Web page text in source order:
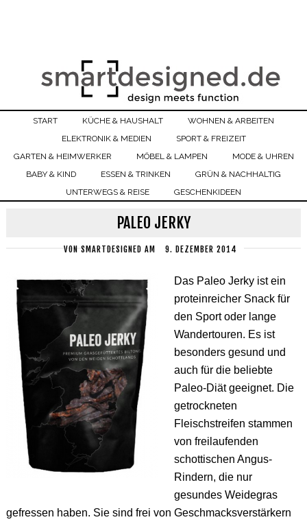
START KÜCHE & HAUSHALT
WOHNEN & ARBEITEN
ELEKTRONIK & MEDIEN
SPORT & FREIZEIT
GARTEN & HEIMWERKER
MÖBEL & LAMPEN
MODE & UHREN
BABY & KIND
ESSEN & TRINKEN
GRÜN & NACHHALTIG
UNTERWEGS & REISE
GESCHENKIDEEN
PALEO JERKY
VON SMARTDESIGNED AM 9. DEZEMBER 2014
Das Paleo Jerky ist ein
proteinreicher Snack für
den Sport oder lange
Wandertouren. Es ist
besonders gesund und
auch für die beliebte
Paleo-Diät geeignet. Die
getrockneten
Fleischstreifen stammen
von freilaufenden
schottischen Angus-
Rindern, die nur
gesundes Weidegras
gefressen haben. Sie sind frei von Geschmacksverstärkern